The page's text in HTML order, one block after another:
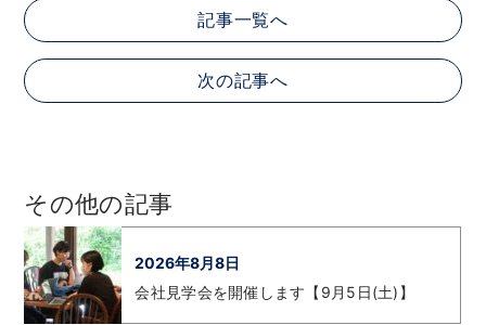
記事一覧へ
次の記事へ
その他の記事
2026年8月8日
会社見学会を開催します【9月5日(土)】